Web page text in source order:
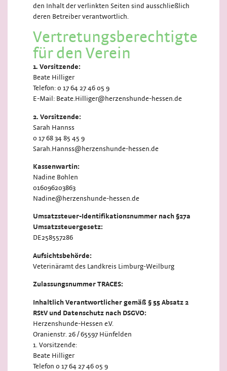
den Inhalt der verlinkten Seiten sind ausschließlich
deren Betreiber verantwortlich.
Vertretungsberechtigte
für den Verein
1. Vorsitzende:
Beate Hilliger
Telefon: 0 17 64 27 46 05 9
E-Mail: Beate.Hilliger@herzenshunde-hessen.de
2. Vorsitzende:
Sarah Hannss
0 17 68 34 85 45 9
Sarah.Hannss@herzenshunde-hessen.de
Kassenwartin:
Nadine Bohlen
016096203863
Nadine@herzenshunde-hessen.de
Umsatzsteuer-Identifikationsnummer nach §27a
Umsatzsteuergesetz:
DE258557286
Aufsichtsbehörde:
Veterinäramt des Landkreis Limburg-Weilburg
Zulassungsnummer TRACES:
Inhaltlich Verantwortlicher gemäß § 55 Absatz 2
RStV und Datenschutz nach DSGVO:
Herzenshunde-Hessen e.V.
Oranienstr. 26 / 65597 Hünfelden
1. Vorsitzende:
Beate Hilliger
Telefon 0 17 64 27 46 05 9